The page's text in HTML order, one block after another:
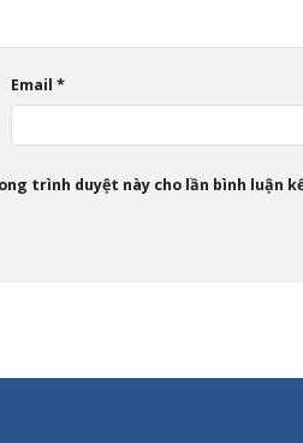
Email*
trình duyệt này cho lần bình luận